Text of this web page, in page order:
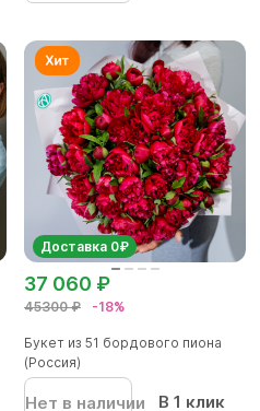
Доставка 0₽
45300 ₽ -18%
37 060 ₽
Букет из 51 бордового пиона
(Россия)
Нет в наличии В 1 клик